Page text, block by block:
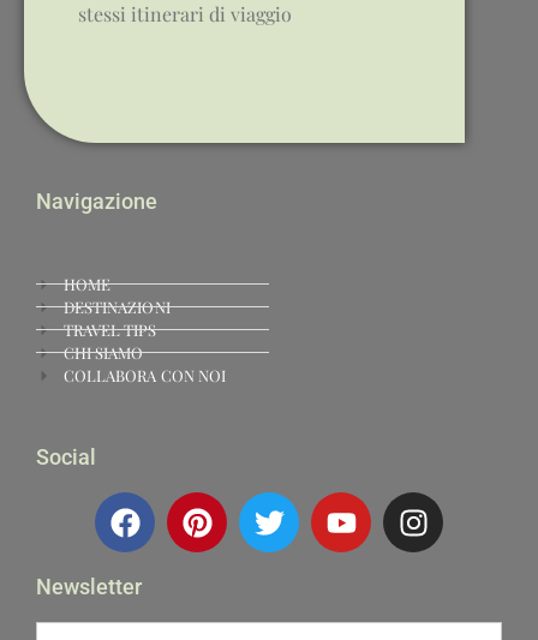
stessi itinerari di viaggio
Navigazione
HOME
DESTINAZIONI
TRAVEL TIPS
CHI SIAMO
COLLABORA CON NOI
Social
Newsletter